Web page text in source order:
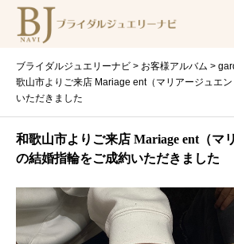
ブライダルジュエリーナビ > お客様アルバム >
歌山市よりご来店 Mariage ent（マリアージュエ
いただきました
和歌山市よりご来店 Mariage ent（マ
の結婚指輪をご成約いただきました